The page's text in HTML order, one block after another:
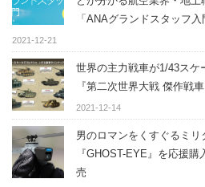
「ANAグランドスタッフ
2021-12-21
世界の主力戦車が1/43スケ
『第二次世界大戦 傑作戦
2021-12-14
男のロマンをくすぐるミ
『GHOST-EYE』を応援
売